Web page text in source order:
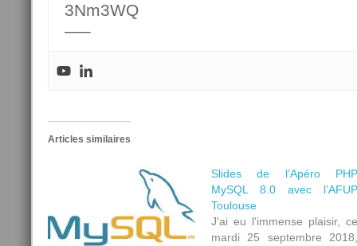
3Nm3WQ
—–
Articles similaires
Slides de l’Apéro
MySQL 8.0 avec
Toulouse
J'ai eu l'immense plaisir,
mardi 25 septembre